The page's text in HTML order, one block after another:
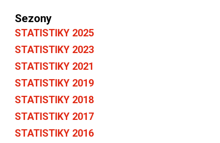
Sezony
STATISTIKY 2025
STATISTIKY 2023
STATISTIKY 2021
STATISTIKY 2019
STATISTIKY 2018
STATISTIKY 2017
STATISTIKY 2016